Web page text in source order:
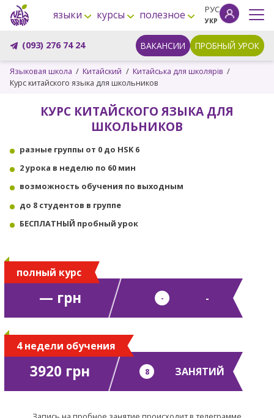
языки курсы полезное РУС
УКР
(093) 276 74 24 ВАКАНСИИ ПРОБНЫЙ УРОК
Языковая школа Китайский
Китайська для школярів
Курс китайского языка для школьников
КУРС КИТАЙСКОГО ЯЗЫКА ДЛЯ
ШКОЛЬНИКОВ
разные группы от 0 до HSK 6
2 урока в неделю по 60 мин
возможность обучения по выходным
до 8 студентов в группе
БЕСПЛАТНЫЙ пробный урок
— грн - -
полный курс
3920 грн 8 ЗАНЯТИЙ
4 недели обучения